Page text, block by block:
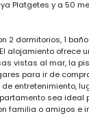
Platgetes y a 50
2 dormitorios, 1
alojamiento ofrece
vistas al mar, la
para ir de
entretenimiento,
sea ideal
familia o amigos e